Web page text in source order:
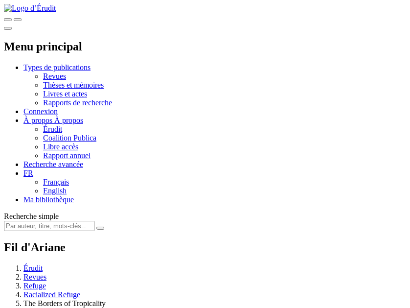
Menu principal
Types de publications
Revues
Thèses et mémoires
Livres et actes
Rapports de recherche
Connexion
À propos À propos
Érudit
Coalition Publica
Libre accès
Rapport annuel
Recherche avancée
FR
Français
English
Ma bibliothèque
Recherche simple
Fil d'Ariane
Érudit
Revues
Refuge
Racialized Refuge
The Borders of Tropicality